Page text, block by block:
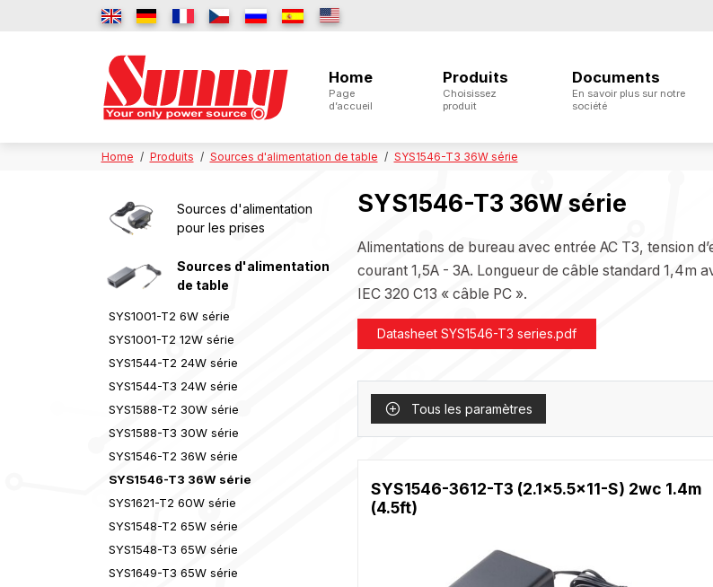
Home
Page
d’accueil
Produits
Choisissez
produit
Documents
En savoir plus sur notre
société
Home Produits Sources d'alimentation de table SYS1546-T3 36W série
Sources d'alimentation
pour les prises
Sources d'alimentation
de table
SYS1001-T2 6W série
SYS1001-T2 12W série
SYS1544-T2 24W série
SYS1544-T3 24W série
SYS1588-T2 30W série
SYS1588-T3 30W série
SYS1546-T2 36W série
SYS1546-T3 36W série
SYS1621-T2 60W série
SYS1548-T2 65W série
SYS1548-T3 65W série
SYS1649-T3 65W série
SYS1546-T3 36W série
Alimentations de bureau avec entrée AC T3, tension
courant 1,5A - 3A. Longueur de câble standard 1,4m
IEC 320 C13 « câble PC ».
Datasheet SYS1546-T3 series.pdf
Tous les paramètres
SYS1546-3612-T3 (2.1x5.5x11-S) 2wc 1.4m
(4.5ft)